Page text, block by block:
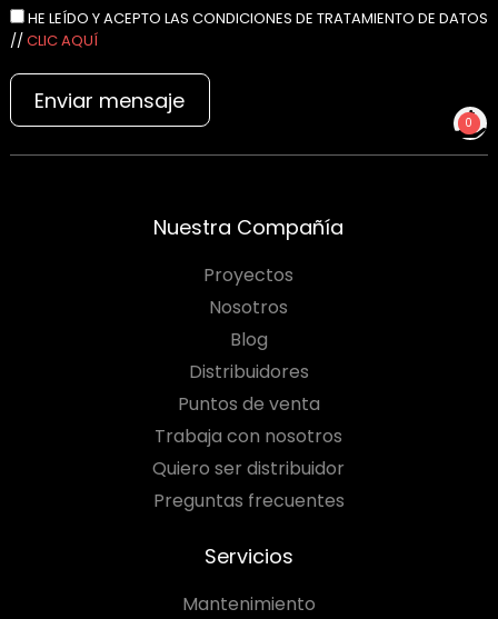
0
NO TIENES PRODUCTOS
HE LEÍDO Y ACEPTO LAS CONDICIONES DE TRATAMIENTO DE DATOS
// CLIC AQUÍ
Enviar mensaje
Nuestra Compañía
Proyectos
Nosotros
Blog
Distribuidores
Puntos de venta
Trabaja con nosotros
Quiero ser distribuidor
Preguntas frecuentes
Servicios
Mantenimiento